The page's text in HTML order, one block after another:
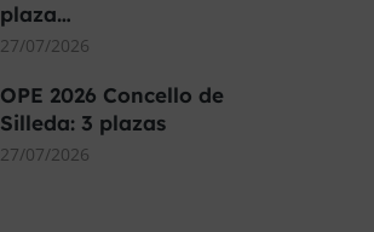
plaza…
27/07/2026
OPE 2026 Concello de
Silleda: 3 plazas
27/07/2026